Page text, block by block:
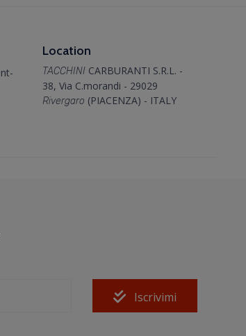
Location
TACCHINICARBURANTI S.R.L. -
38, Via C.morandi - 29029
Rivergaro (PIACENZA) - ITALY
Iscrivimi